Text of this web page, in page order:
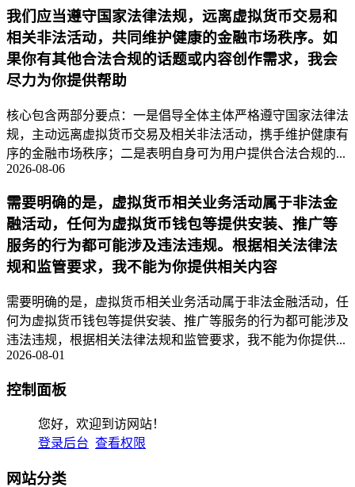
我们应当遵守国家法律法规，远离虚拟货币交易和
相关非法活动，共同维护健康的金融市场秩序。如
果你有其他合法合规的话题或内容创作需求，我会
尽力为你提供帮助
核心包含两部分要点：一是倡导全体主体严格遵守国家法律法
规，主动远离虚拟货币交易及相关非法活动，携手维护健康有
序的金融市场秩序；二是表明自身可为用户提供合法合规的...
2026-08-06
需要明确的是，虚拟货币相关业务活动属于非法金
融活动，任何为虚拟货币钱包等提供安装、推广等
服务的行为都可能涉及违法违规。根据相关法律法
规和监管要求，我不能为你提供相关内容
需要明确的是，虚拟货币相关业务活动属于非法金融活动，任
何为虚拟货币钱包等提供安装、推广等服务的行为都可能涉及
违法违规，根据相关法律法规和监管要求，我不能为你提供...
2026-08-01
控制面板
您好，欢迎到访网站！
登录后台 查看权限
网站分类